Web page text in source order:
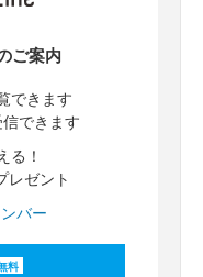
ご案内
できます
できます
る！
レゼント
バー
料